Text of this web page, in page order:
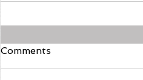
Comments